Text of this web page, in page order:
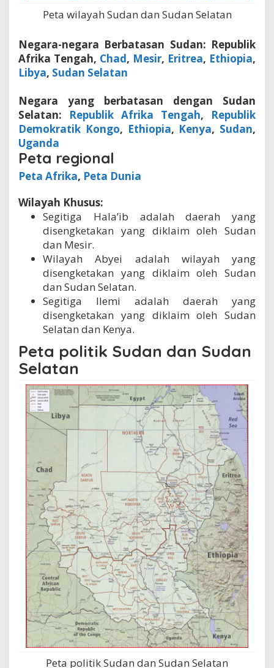
Peta wilayah Sudan dan Sudan Selatan
Negara-negara Berbatasan Sudan: Republik
Afrika Tengah, Chad, Mesir, Eritrea, Ethiopia,
Libya, Sudan Selatan
Negara yang berbatasan dengan Sudan
Selatan: Republik Afrika Tengah, Republik
Demokratik Kongo, Ethiopia, Kenya, Sudan,
Uganda
Peta regional
Peta Afrika, Peta Dunia
Wilayah Khusus:
Segitiga Hala’ib adalah daerah yang
disengketakan yang diklaim oleh Sudan
dan Mesir.
Wilayah Abyei adalah wilayah yang
disengketakan yang diklaim oleh Sudan
dan Sudan Selatan.
Segitiga Ilemi adalah daerah yang
disengketakan yang diklaim oleh Sudan
Selatan dan Kenya.
Peta politik Sudan dan Sudan
Selatan
Peta politik Sudan dan Sudan Selatan